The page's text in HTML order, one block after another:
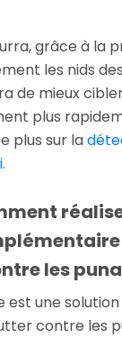
grâce à la
les nids
de mieux
plus
plus sur la
les
est une
contre les